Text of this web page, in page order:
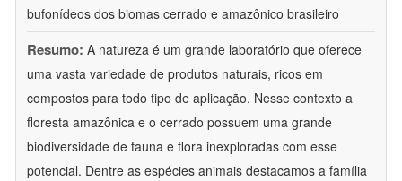
bufonídeos dos biomas cerrado e amazônico brasileiro
Resumo: A natureza é um grande laboratório que oferece
uma vasta variedade de produtos naturais, ricos em
compostos para todo tipo de aplicação. Nesse contexto a
floresta amazônica e o cerrado possuem uma grande
biodiversidade de fauna e flora inexploradas com esse
potencial. Dentre as espécies animais destacamos a família